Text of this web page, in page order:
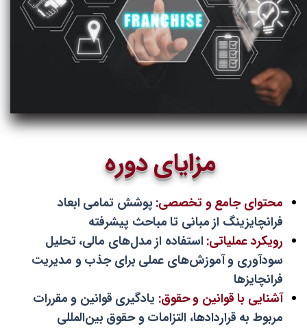
محتوای جامع و تخصصی: پوشش تمامی ابعاد
فرانچایزینگ از مبانی تا مباحث پیشرفته
رویکرد عملیاتی: استفاده از مدل‌های مالی، تحلیل
سودآوری و آموزش‌های عملی برای جذب و مدیریت
فرانچایزها
آشنایی با قوانین و حقوق: یادگیری قوانین و مقررات
مربوط به قراردادها، التزامات و حقوق بین‌المللی
مزایای دوره